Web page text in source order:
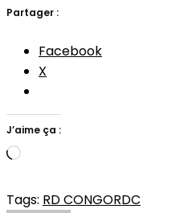
Partager :
Facebook
X
J’aime ça :
Chargement…
Tags: RD CONGORDC